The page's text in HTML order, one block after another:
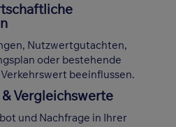
Nutzwertgutachten,
oder bestehende
beeinflussen.
Vergleichswerte
und Nachfrage in Ihrer